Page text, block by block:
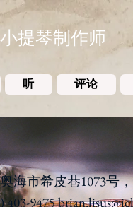
提琴制作师
听 评论
海市希皮巷1073号
403-9475